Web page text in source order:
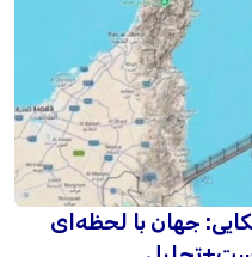
جهان با لحظه‌ای